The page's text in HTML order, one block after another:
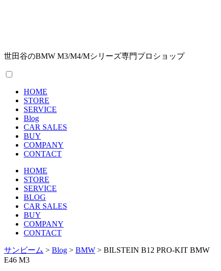
世田谷のBMW M3/M4/Mシリーズ専門プロショップ
HOME
STORE
SERVICE
Blog
CAR SALES
BUY
COMPANY
CONTACT
HOME
STORE
SERVICE
BLOG
CAR SALES
BUY
COMPANY
CONTACT
サンビーム > Blog > BMW > BILSTEIN B12 PRO-KIT BMW
E46 M3